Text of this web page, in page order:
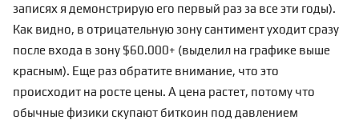
записях я демонстрирую его первый раз за все эти годы).
Как видно, в отрицательную зону сантимент уходит сразу
после входа в зону $60.000+ (выделил на графике выше
красным). Еще раз обратите внимание, что это
происходит на росте цены. А цена растет, потому что
обычные физики скупают биткоин под давлением